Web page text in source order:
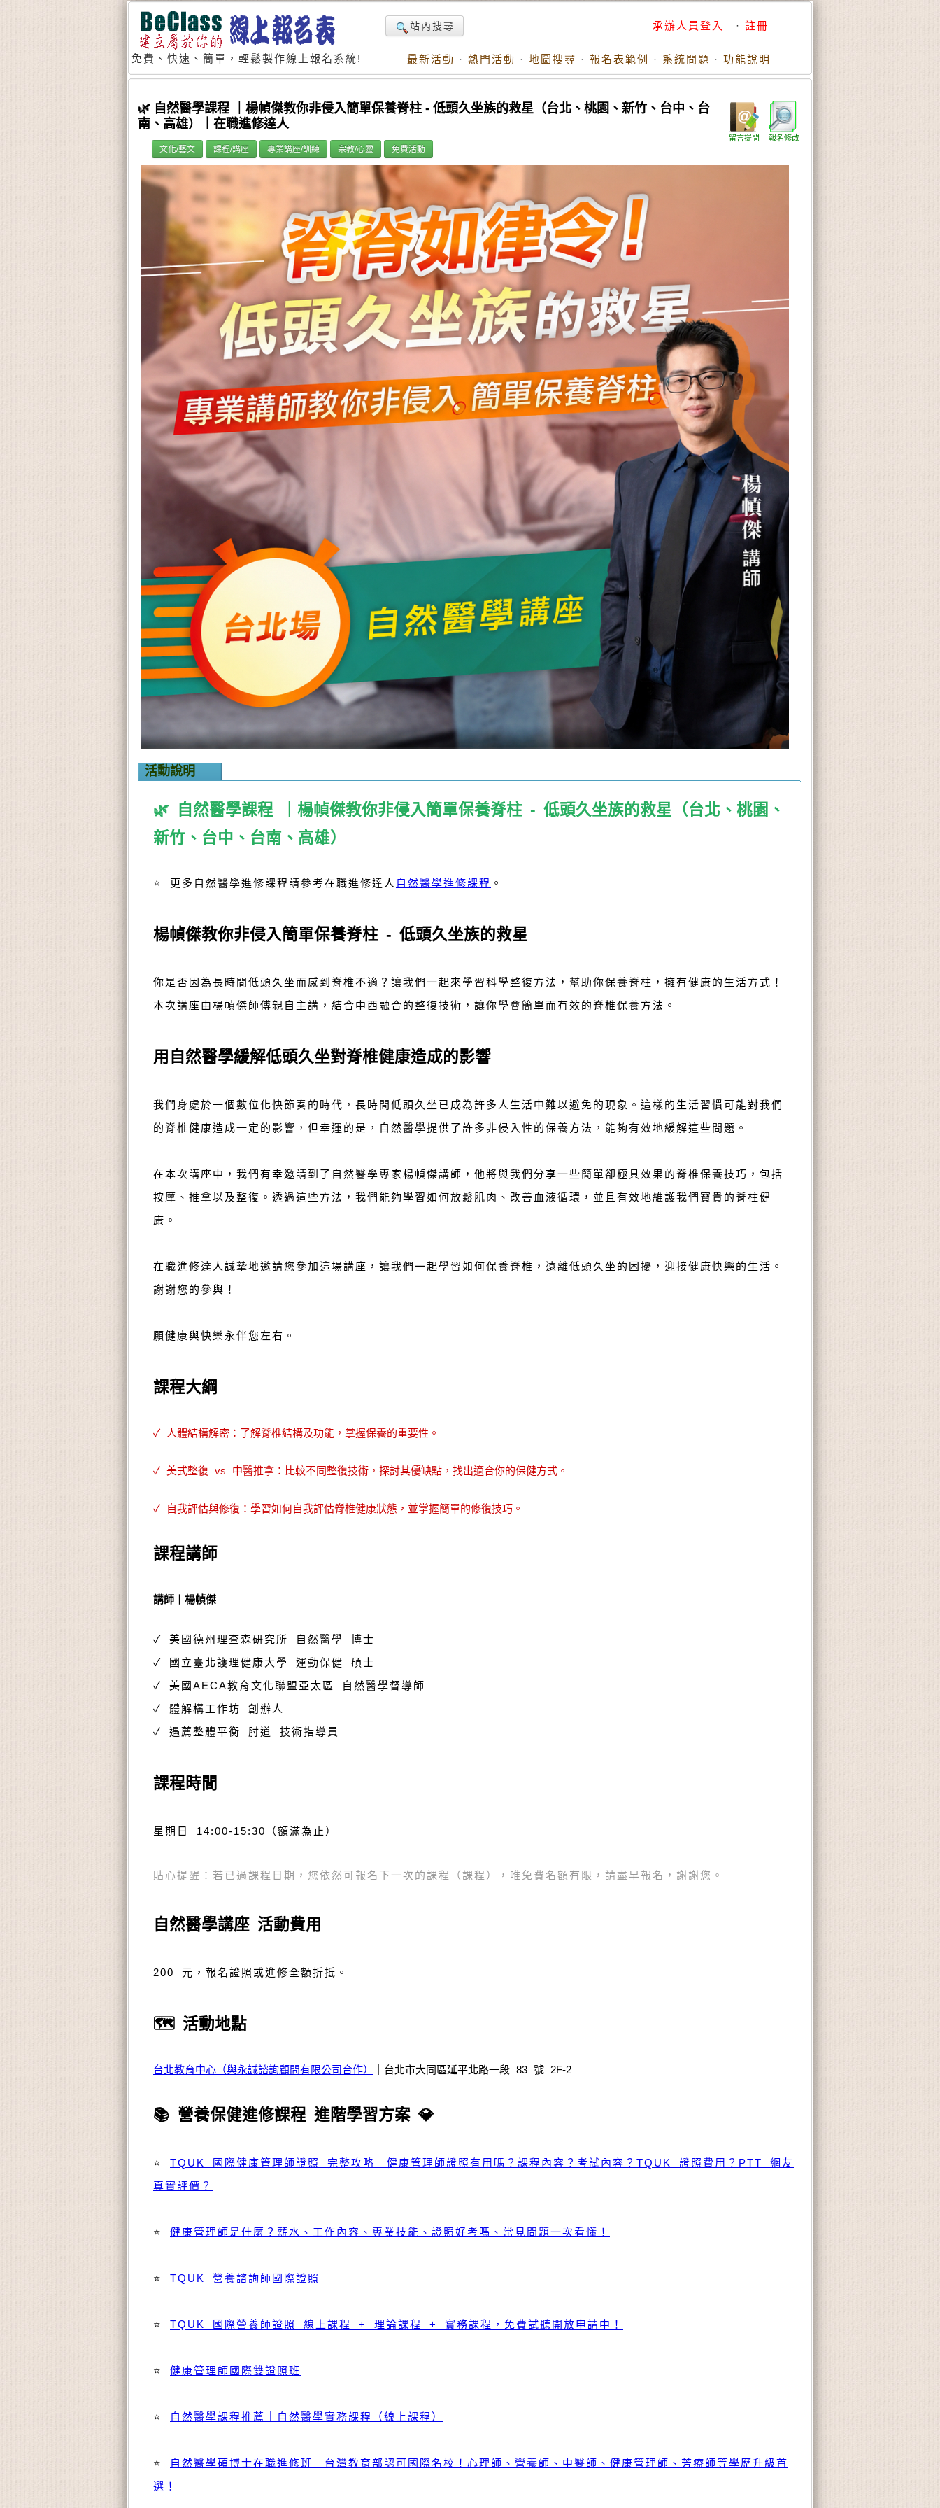
免費、快速、簡單，輕鬆製作線上報名系統!
站內搜尋 承辦人員登入 · 註冊
最新活動 · 熱門活動 · 地圖搜尋 · 報名表範例 · 系統問題 · 功能說明
報名修改
留言提問
🌿 自然醫學課程 ｜楊幀傑教你非侵入簡單保養脊柱 - 低頭久坐族的救星（台北、桃園、新竹、台中、台
南、高雄）｜在職進修達人
文化/藝文 課程/講座 專業講座/訓練 宗教/心靈 免費活動
活動說明
🌿 自然醫學課程 ｜楊幀傑教你非侵入簡單保養脊柱 - 低頭久坐族的救星（台北、桃園、
新竹、台中、台南、高雄）
⭐ 更多自然醫學進修課程請參考在職進修達人 自然醫學進修課程 。
楊幀傑教你非侵入簡單保養脊柱 - 低頭久坐族的救星
你是否因為長時間低頭久坐而感到脊椎不適？讓我們一起來學習科學整復方法，幫助你保養脊柱，擁有健康的生活方式！
本次講座由楊幀傑師傅親自主講，結合中西融合的整復技術，讓你學會簡單而有效的脊椎保養方法。
用自然醫學緩解低頭久坐對脊椎健康造成的影響
我們身處於一個數位化快節奏的時代，長時間低頭久坐已成為許多人生活中難以避免的現象。這樣的生活習慣可能對我們
的脊椎健康造成一定的影響，但幸運的是，自然醫學提供了許多非侵入性的保養方法，能夠有效地緩解這些問題。
在本次講座中，我們有幸邀請到了自然醫學專家楊幀傑講師，他將與我們分享一些簡單卻極具效果的脊椎保養技巧，包括
按摩、推拿以及整復。透過這些方法，我們能夠學習如何放鬆肌肉、改善血液循環，並且有效地維護我們寶貴的脊柱健
康。
在職進修達人誠摯地邀請您參加這場講座，讓我們一起學習如何保養脊椎，遠離低頭久坐的困擾，迎接健康快樂的生活。
謝謝您的參與！
願健康與快樂永伴您左右。
課程大綱
✓ 人體結構解密：了解脊椎結構及功能，掌握保養的重要性。
✓ 美式整復 vs 中醫推拿：比較不同整復技術，探討其優缺點，找出適合你的保健方式。
✓ 自我評估與修復：學習如何自我評估脊椎健康狀態，並掌握簡單的修復技巧。
課程講師
講師丨楊幀傑
✓ 美國德州理查森研究所 自然醫學 博士
✓ 國立臺北護理健康大學 運動保健 碩士
✓ 美國AECA教育文化聯盟亞太區 自然醫學督導師
✓ 體解構工作坊 創辦人
✓ 遇薦整體平衡 肘道 技術指導員
課程時間
星期日 14:00-15:30（額滿為止）
貼心提醒：若已過課程日期，您依然可報名下一次的課程（課程），唯免費名額有限，請盡早報名，謝謝您。
自然醫學講座 活動費用
200 元，報名證照或進修全額折抵。
🗺️ 活動地點
台北教育中心（與永誠諮詢顧問有限公司合作） ｜台北市大同區延平北路一段 83 號 2F-2
📚 營養保健進修課程 進階學習方案 💎
⭐ TQUK 國際健康管理師證照 完整攻略｜健康管理師證照有用嗎？課程內容？考試內容？TQUK 證照費用？PTT 網友
真實評價？
⭐ 健康管理師是什麼？薪水、工作內容、專業技能、證照好考嗎、常見問題一次看懂！
⭐ TQUK 營養諮詢師國際證照
⭐ TQUK 國際營養師證照 線上課程 + 理論課程 + 實務課程，免費試聽開放申請中！
⭐ 健康管理師國際雙證照班
⭐ 自然醫學課程推薦｜自然醫學實務課程（線上課程）
⭐
自然醫學碩博士在職進修班｜台灣教育部認可國際名校！心理師、營養師、中醫師、健康管理師、芳療師等學歷升級首
選！